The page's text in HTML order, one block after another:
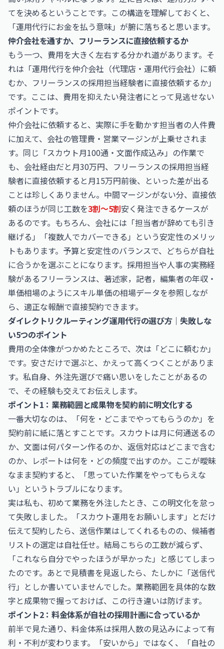
てを決めるということです。この構造を理解しておくと、
「運用代行にお金を払う意味」が腑に落ちると思います。
仲介会社を通すか、フリーランスに直接依頼するか
もう一つ、費用を大きく左右する分かれ道があります。そ
れは「運用代行を仲介会社（代理店・運用代行会社）に頼
むか、フリーランスの採用担当経験者に直接依頼するか」
です。ここは、費用を抑えたい発注者にとって見逃せない
ポイントです。
仲介会社に依頼すると、実際に手を動かす担当者の人件費
に加えて、会社の管理費・営業マージンが上乗せされま
す。同じ「スカウト月100通・文面作成込み」の作業で
も、会社経由だと月30万円、フリーランスの採用担当経
験者に直接依頼すると月15万円前後、といった差が出る
ことは珍しくありません。中間マージンがない分、直接依
頼のほうが同じ工数を3割〜5割安く発注できるケースが
あるのです。もちろん、会社には「担当者が辞めても引き
継げる」「複数人でカバーできる」という安定性のメリッ
トもあります。予算と安定性のバランスで、どちらが自社
に合うかを選ぶことになります。採用担当や人事の実務経
験があるフリーランスは、 著述家，記者，編集者の年収・
単価相場のようにスキル単価の相場データを参照しなが
ら、適正な報酬で直接契約できます。
ダイレクトリクルーティング運用代行の選び方｜失敗しな
い5つのポイント
費用の全体像がつかめたところで、次は「どこに頼むか」
です。安さだけで選ぶと、かえって高くつくことがありま
す。私自身、外注先選びで痛い思いをしたことがあるの
で、その経験も交えてお伝えします。
ポイント1：業務範囲と成果物を契約前に明文化する
一番大切なのは、「何を・どこまでやってもらうのか」を
契約前に紙に落とすことです。スカウトは月に何通送るの
か、文面は何パターン作るのか、返信対応はどこまで含む
のか、レポートは何を・どの頻度で出すのか。ここが曖昧
なまま契約すると、「思っていた作業をやってもらえな
い」というトラブルになります。
実は私も、初めて業務を外注したとき、この明文化を怠っ
て失敗しました。「スカウト運用をお願いします」とだけ
伝えて契約したら、送信作業はしてくれるものの、候補者
リストの選定は自社任せ。結局こちらの工数が減らず、
「これなら自分でやったほうが早かった」と感じてしまっ
たのです。あとで見積書を見返したら、たしかに「送信代
行」としか書いていませんでした。業務範囲を具体的な数
字と成果物で握っておけば、この行き違いは防げます。
ポイント2：料金体系が自社の採用計画に合っているか
前半で見た通り、料金体系は採用人数の見込みによって有
利・不利が変わります。「安いから」ではなく、「自社の